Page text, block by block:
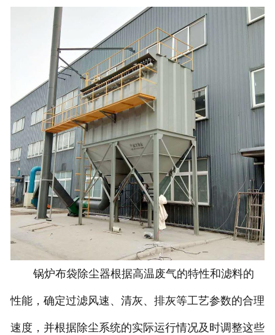
锅炉布袋除尘器根据高温废气的特性和滤料的
性能，确定过滤风速、清灰、排灰等工艺参数的合理
速度，并根据除尘系统的实际运行情况及时调整这些